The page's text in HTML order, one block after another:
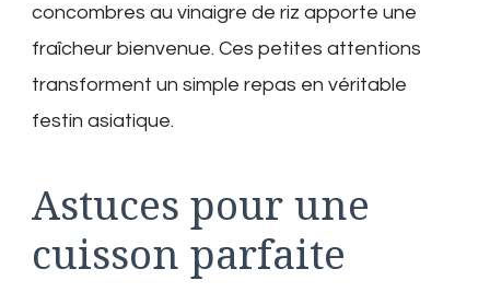
concombres au vinaigre de riz apporte une
fraîcheur bienvenue. Ces petites attentions
transforment un simple repas en véritable
festin asiatique.
Astuces pour une
cuisson parfaite